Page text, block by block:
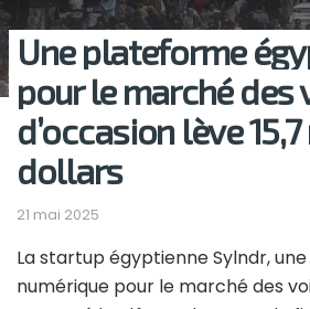
Une plateforme
pour le marché des
d’occasion lève
dollars
21 mai 2025
La startup égyptienne Sylndr,
numérique pour le marché des